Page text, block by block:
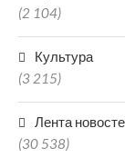
(2 104)
Культура
(3 215)
Лента
(30 538)